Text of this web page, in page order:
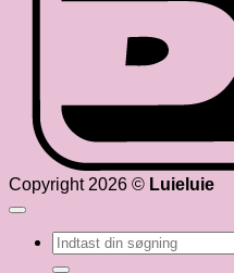
Copyright 2026 © Luieluie
Søg
efter: